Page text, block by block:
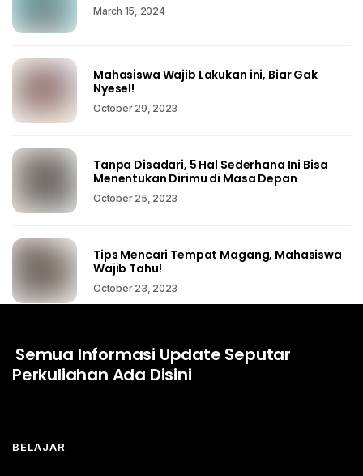
March 15, 2024
Mahasiswa Wajib Lakukan ini, Biar Gak
Nyesel!
October 29, 2023
Tanpa Disadari, 5 Hal Sederhana Ini Bisa
Menentukan Dirimu di Masa Depan
October 25, 2023
Tips Mencari Tempat Magang, Mahasiswa
Wajib Tahu!
October 23, 2023
Semua Informasi Update Seputar
Perkuliahan Ada Disini
BELAJAR